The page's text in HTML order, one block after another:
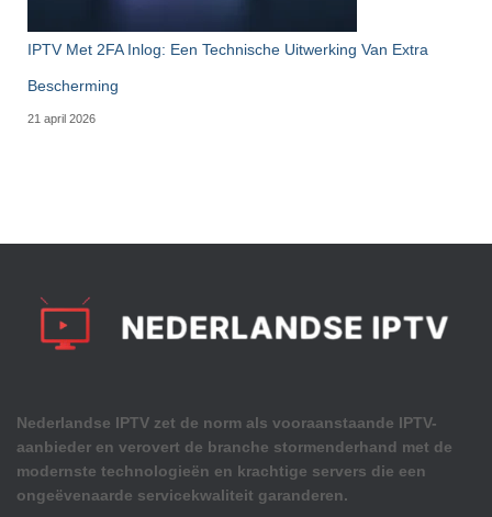
IPTV Met 2FA Inlog: Een Technische Uitwerking Van Extra
Bescherming
21 april 2026
Nederlandse IPTV zet de norm als vooraanstaande IPTV-
aanbieder en verovert de branche stormenderhand met de
modernste technologieën en krachtige servers die een
ongeëvenaarde servicekwaliteit garanderen.